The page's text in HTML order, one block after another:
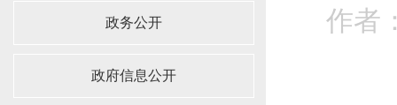
政务公开
政府信息公开
作者